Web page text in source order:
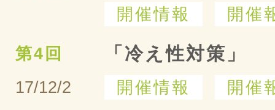
開催情報 開催
第4回
17/12/2
「冷え性対策」
開催情報 開催